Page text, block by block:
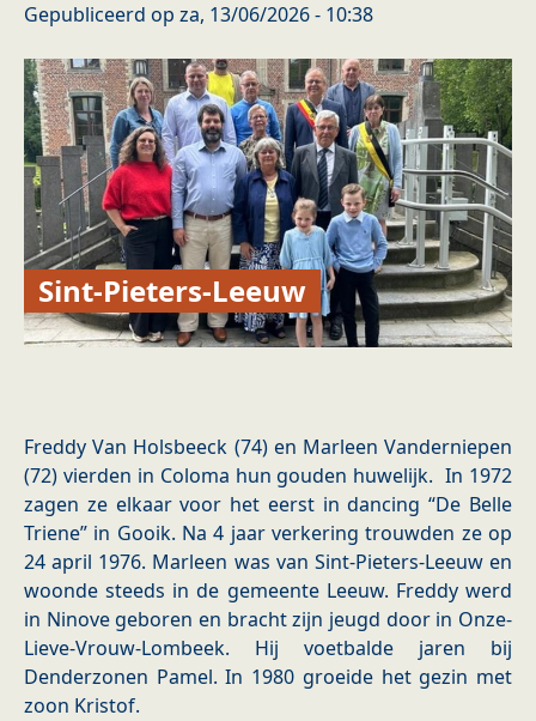
Gepubliceerd op za, 13/06/2026 - 10:38
Sint-Pieters-Leeuw
Freddy Van Holsbeeck (74) en Marleen Vanderniepen
(72) vierden in Coloma hun gouden huwelijk. In 1972
zagen ze elkaar voor het eerst in dancing “De Belle
Triene” in Gooik. Na 4 jaar verkering trouwden ze op
24 april 1976. Marleen was van Sint-Pieters-Leeuw en
woonde steeds in de gemeente Leeuw. Freddy werd
in Ninove geboren en bracht zijn jeugd door in Onze-
Lieve-Vrouw-Lombeek. Hij voetbalde jaren bij
Denderzonen Pamel. In 1980 groeide het gezin met
zoon Kristof.